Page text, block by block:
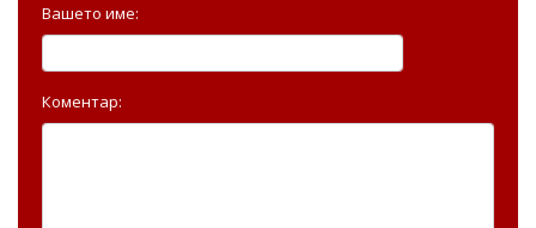
Вашето име:
Коментар: